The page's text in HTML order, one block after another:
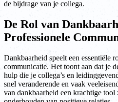
de bijdrage van je collega.
De Rol van
Professionele
Dankbaarheid speelt een essentiële
communicatie. Het toont aan dat je
hulp die je collega’s en
snel veranderende en vaak
van dankbaarheid een krachtige